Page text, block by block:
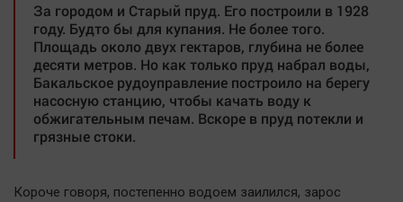
Новости компаний
Прогулки по городу Ч
Спецпроект
Статистика
Челябинск космический
Другие рубрики
За городом и Старый пруд. Его построили в 1928
году. Будто бы для купания. Не более того.
Площадь около двух гектаров, глубина не более
десяти метров. Но как только пруд набрал воды,
Бакальское рудоуправление построило на берегу
насосную станцию, чтобы качать воду к
обжигательным печам. Вскоре в пруд потекли и
грязные стоки.
Короче говоря, постепенно водоем заилился, зарос